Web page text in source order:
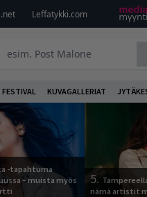
Leffatykki.com
FESTIVAL KUVAGALLERIAT
-tapahtuma
– muista myös
5.
nämä artistit